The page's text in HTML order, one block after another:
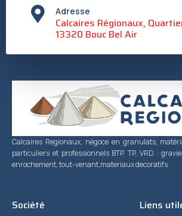
Adresse
Calcaires Régionaux,
13320 Bouc Bel Air
Calcaires Regionaux, négoce en granulats,
particuliers et professionnels BTP, TP, VRD :
enrochement, tout-venant,materiaux decoratifs
Société Liens